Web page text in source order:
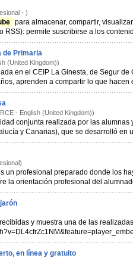
- )
para almacenar, compartir,
RSS): permite suscribirse a los
de Primaria
(United Kingdom))
en el CEIP La Ginesta, de Segur
aprenden a compartir lo que hacen
- English (United Kingdom))
autónomas (Andalucía y Canarias), que se
un profesional preparado donde los
la orientación profesional del
y muestra una de las
Curso abierto, en línea y gratuito